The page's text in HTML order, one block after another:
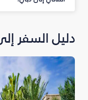
دليل السفر